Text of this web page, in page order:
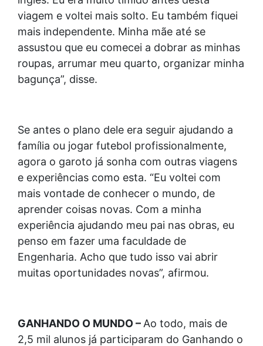
viagem e voltei mais solto. Eu também fiquei
mais independente. Minha mãe até se
assustou que eu comecei a dobrar as minhas
roupas, arrumar meu quarto, organizar minha
bagunça”, disse.
Se antes o plano dele era seguir ajudando a
família ou jogar futebol profissionalmente,
agora o garoto já sonha com outras viagens
e experiências como esta. “Eu voltei com
mais vontade de conhecer o mundo, de
aprender coisas novas. Com a minha
experiência ajudando meu pai nas obras, eu
penso em fazer uma faculdade de
Engenharia. Acho que tudo isso vai abrir
muitas oportunidades novas”, afirmou.
GANHANDO O MUNDO – Ao todo, mais de
2,5 mil alunos já participaram do Ganhando o